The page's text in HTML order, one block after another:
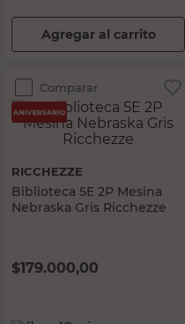
Agregar al carrito
Comparar
RICCHEZZE
Biblioteca 5E 2P Mesina
Nebraska Gris Ricchezze
$179.000,00